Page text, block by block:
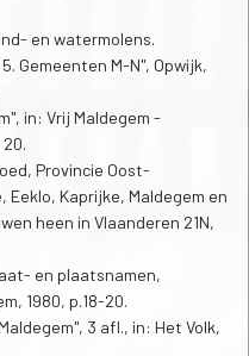
en watermolens.
Gemeenten M-N", Opwijk,
in: Vrij Maldegem -
Provincie Oost-
Kaprijke, Maldegem en
heen in Vlaanderen 21N,
en plaatsnamen,
1980, p.18-20.
3 afl., in: Het Volk,